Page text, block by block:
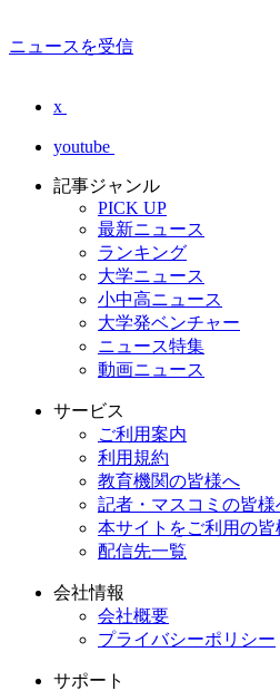
ニュースを受信
x
youtube
記事ジャンル
PICK UP
最新ニュース
ランキング
大学ニュース
小中高ニュース
大学発ベンチャー
ニュース特集
動画ニュース
サービス
ご利用案内
利用規約
教育機関の皆様へ
記者・マスコミの皆様
本サイトをご利用の皆
配信先一覧
会社情報
会社概要
プライバシーポリシー
サポート